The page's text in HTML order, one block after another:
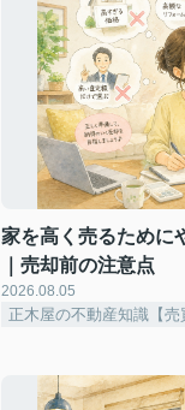
家を高く売るために
｜売却前の注意点
2026.08.05
正木屋の不動産知識【売